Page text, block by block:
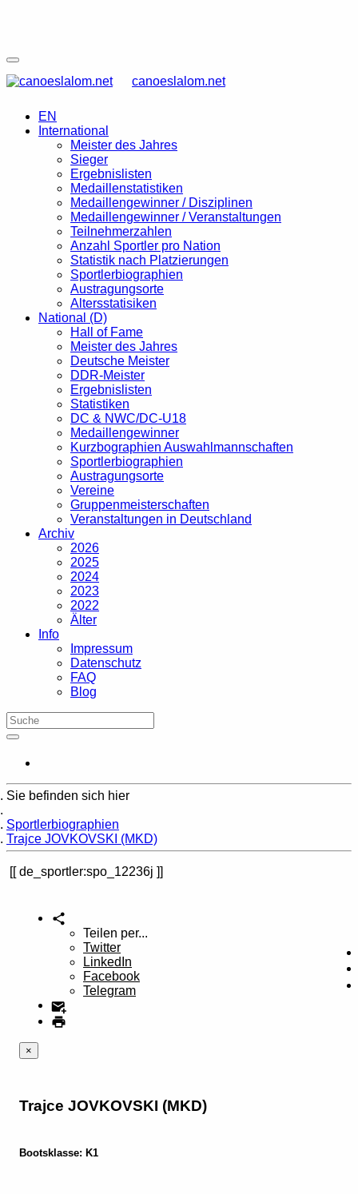
canoeslalom.net
EN
International
Meister des Jahres
Sieger
Ergebnislisten
Medaillenstatistiken
Medaillengewinner / Disziplinen
Medaillengewinner / Veranstaltungen
Teilnehmerzahlen
Anzahl Sportler pro Nation
Statistik nach Platzierungen
Sportlerbiographien
Austragungsorte
Altersstatisiken
National (D)
Hall of Fame
Meister des Jahres
Deutsche Meister
DDR-Meister
Ergebnislisten
Statistiken
DC & NWC/DC-U18
Medaillengewinner
Kurzbographien Auswahlmannschaften
Sportlerbiographien
Austragungsorte
Vereine
Gruppenmeisterschaften
Veranstaltungen in Deutschland
Archiv
2026
2025
2024
2023
2022
Älter
Info
Impressum
Datenschutz
FAQ
Blog
Sie befinden sich hier
Sportlerbiographien
Trajce JOVKOVSKI (MKD)
de_sportler:spo_12236j
Teilen per...
Twitter
LinkedIn
Facebook
Telegram
×
Trajce JOVKOVSKI (MKD)
Bootsklasse: K1